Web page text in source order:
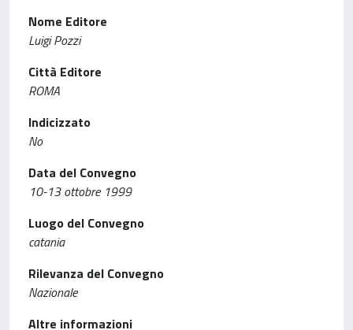
Nome Editore
Luigi Pozzi
Città Editore
ROMA
Indicizzato
No
Data del Convegno
10-13 ottobre 1999
Luogo del Convegno
catania
Rilevanza del Convegno
Nazionale
Altre informazioni